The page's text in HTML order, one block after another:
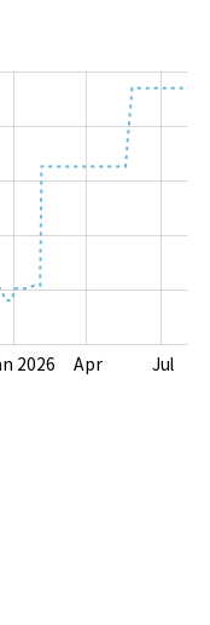
2026 Apr Jul